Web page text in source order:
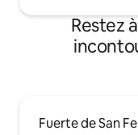
Restez
Fuerte de San